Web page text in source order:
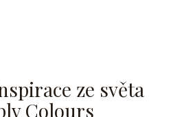
ze světa
Colours